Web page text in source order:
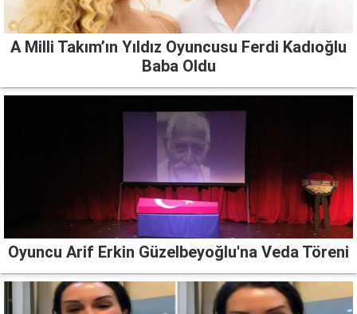
A Milli Takım’ın Yıldız Oyuncusu Ferdi Kadıoğlu
Baba Oldu
Oyuncu Arif Erkin Güzelbeyoğlu'na Veda Töreni